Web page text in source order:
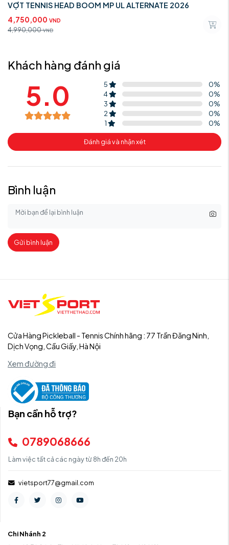
VỢT TENNIS HEAD BOOM MP UL ALTERNATE 2026
4,750,000 VND
4,990,000 VND
Khách hàng đánh giá
5.0 5 0%
4
0%
3
0%
2
0%
1
0%
Đánh giá và nhận xét
Bình luận
Gửi bình luận
Cửa Hàng Pickleball - Tennis Chính hãng : 77 Trần Đăng Ninh,
Dịch Vọng, Cầu Giấy, Hà Nội
Xem đường đi
Bạn cần hỗ trợ?
0789068666
Làm việc tất cả các ngày từ 8h đến 20h
vietsport77@gmail.com
Chi Nhánh 2